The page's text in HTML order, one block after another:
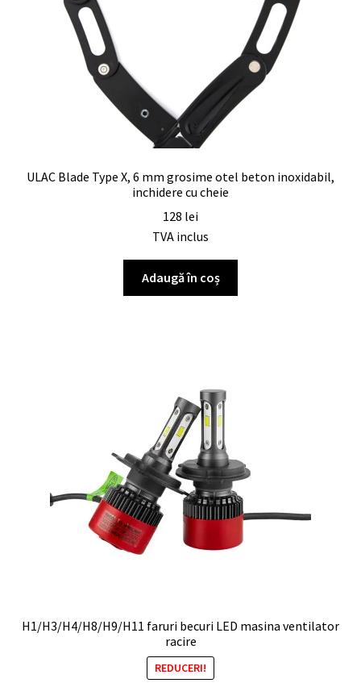
ULAC Blade Type X, 6 mm grosime otel beton inoxidabil,
inchidere cu cheie
128 lei
TVA inclus
Adaugă în coș
H1/H3/H4/H8/H9/H11 faruri becuri LED masina ventilator
racire
REDUCERI!